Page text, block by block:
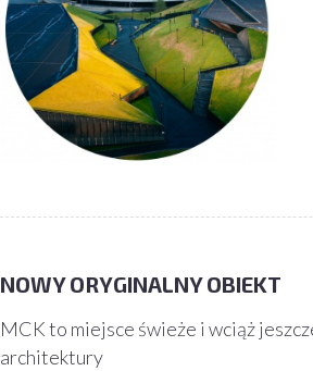
NOWY ORYGINALNY OBIEKT
MCK to miejsce świeże i wciąż
architektury